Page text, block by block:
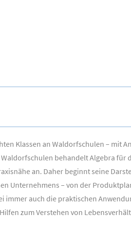
Klassen an Waldorfschulen – mit
behandelt Algebra für
an. Daher beginnt seine
Unternehmens – von der
auch die praktischen
zum Verstehen von